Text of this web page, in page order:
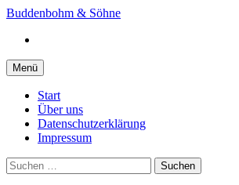
Springe
Inhalt
Buddenbohm & Söhne
Menü
Start
Über uns
Datenschutzerklärung
Impressum
Suchen
nach: